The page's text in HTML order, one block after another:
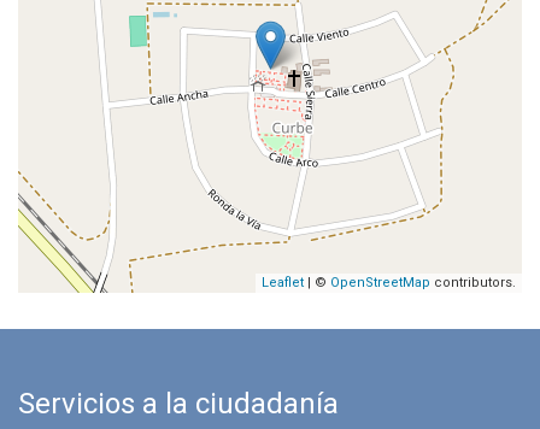
Leaflet | © OpenStreetMap contributors.
Servicios a la ciudadanía